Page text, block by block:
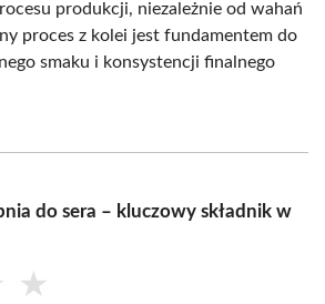
produkcji, niezależnie od wahań
proces z kolei jest fundamentem do
smaku i konsystencji finalnego
do sera – kluczowy składnik w
★